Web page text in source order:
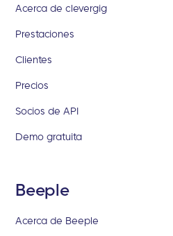
Acerca de clevergig
Prestaciones
Clientes
Precios
Socios de API
Demo gratuita
Beeple
Acerca de Beeple